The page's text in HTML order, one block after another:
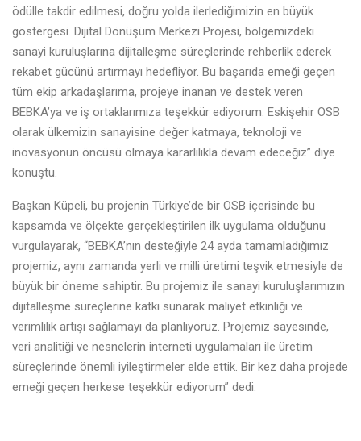
ödülle takdir edilmesi, doğru yolda ilerlediğimizin en büyük
göstergesi. Dijital Dönüşüm Merkezi Projesi, bölgemizdeki
sanayi kuruluşlarına dijitalleşme süreçlerinde rehberlik ederek
rekabet gücünü artırmayı hedefliyor. Bu başarıda emeği geçen
tüm ekip arkadaşlarıma, projeye inanan ve destek veren
BEBKA’ya ve iş ortaklarımıza teşekkür ediyorum. Eskişehir OSB
olarak ülkemizin sanayisine değer katmaya, teknoloji ve
inovasyonun öncüsü olmaya kararlılıkla devam edeceğiz” diye
konuştu.
Başkan Küpeli, bu projenin Türkiye’de bir OSB içerisinde bu
kapsamda ve ölçekte gerçekleştirilen ilk uygulama olduğunu
vurgulayarak, “BEBKA’nın desteğiyle 24 ayda tamamladığımız
projemiz, aynı zamanda yerli ve milli üretimi teşvik etmesiyle de
büyük bir öneme sahiptir. Bu projemiz ile sanayi kuruluşlarımızın
dijitalleşme süreçlerine katkı sunarak maliyet etkinliği ve
verimlilik artışı sağlamayı da planlıyoruz. Projemiz sayesinde,
veri analitiği ve nesnelerin interneti uygulamaları ile üretim
süreçlerinde önemli iyileştirmeler elde ettik. Bir kez daha projede
emeği geçen herkese teşekkür ediyorum” dedi.